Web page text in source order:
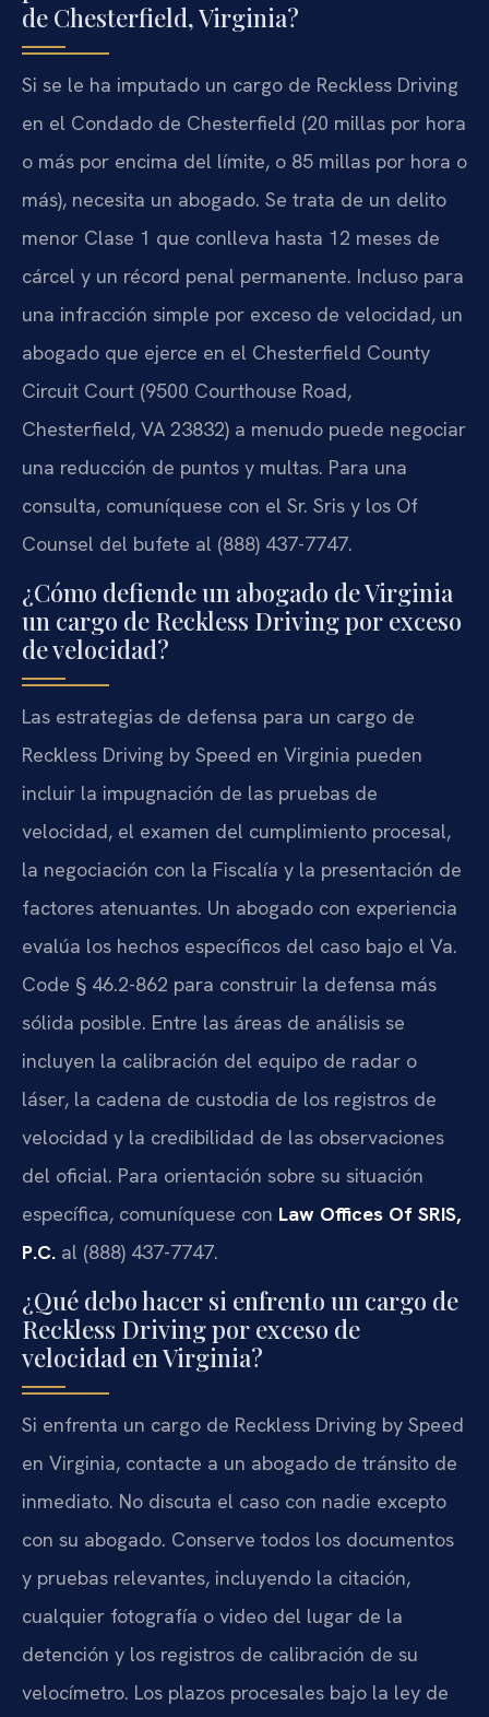
de Chesterfield, Virginia?
Si se le ha imputado un cargo de Reckless Driving
en el Condado de Chesterfield (20 millas por hora
o más por encima del límite, o 85 millas por hora o
más), necesita un abogado. Se trata de un delito
menor Clase 1 que conlleva hasta 12 meses de
cárcel y un récord penal permanente. Incluso para
una infracción simple por exceso de velocidad, un
abogado que ejerce en el Chesterfield County
Circuit Court (9500 Courthouse Road,
Chesterfield, VA 23832) a menudo puede negociar
una reducción de puntos y multas. Para una
consulta, comuníquese con el Sr. Sris y los Of
Counsel del bufete al (888) 437-7747.
¿Cómo defiende un abogado de Virginia
un cargo de Reckless Driving por exceso
de velocidad?
Las estrategias de defensa para un cargo de
Reckless Driving by Speed en Virginia pueden
incluir la impugnación de las pruebas de
velocidad, el examen del cumplimiento procesal,
la negociación con la Fiscalía y la presentación de
factores atenuantes. Un abogado con experiencia
evalúa los hechos específicos del caso bajo el Va.
Code § 46.2-862 para construir la defensa más
sólida posible. Entre las áreas de análisis se
incluyen la calibración del equipo de radar o
láser, la cadena de custodia de los registros de
velocidad y la credibilidad de las observaciones
del oficial. Para orientación sobre su situación
específica, comuníquese con Law Offices Of SRIS,
P.C. al (888) 437-7747.
¿Qué debo hacer si enfrento un cargo de
Reckless Driving por exceso de
velocidad en Virginia?
Si enfrenta un cargo de Reckless Driving by Speed
en Virginia, contacte a un abogado de tránsito de
inmediato. No discuta el caso con nadie excepto
con su abogado. Conserve todos los documentos
y pruebas relevantes, incluyendo la citación,
cualquier fotografía o video del lugar de la
detención y los registros de calibración de su
velocímetro. Los plazos procesales bajo la ley de